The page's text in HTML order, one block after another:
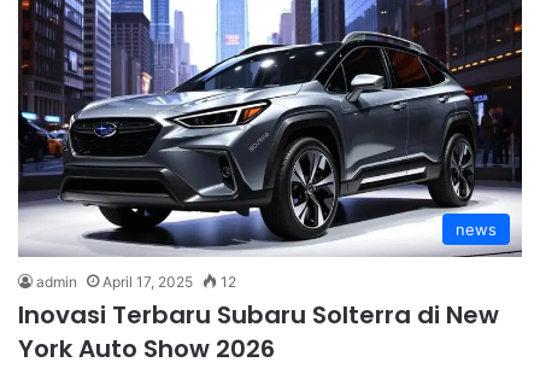
news
admin April 17, 2025 12
Inovasi Terbaru Subaru Solterra di New
York Auto Show 2026